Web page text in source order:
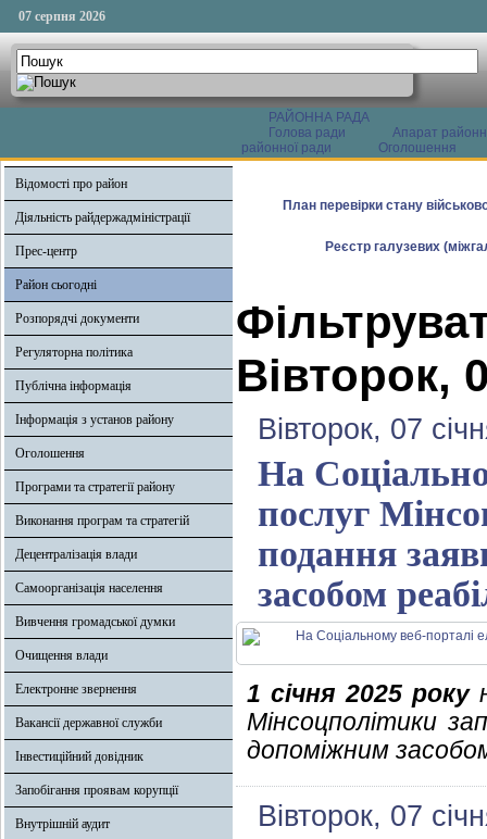
07 серпня 2026
РАЙОННА РАДА
Голова ради
Апарат
районної ради
Оголошення
Відомості про район
Діяльність райдержадміністрації
Прес-центр
Район сьогодні
Розпорядчі документи
Регуляторна політика
Публічна інформація
Інформація з установ району
Оголошення
Програми та стратегії району
Виконання програм та стратегій
Децентралізація влади
Самоорганізація населення
Вивчення громадської думки
Очищення влади
Електронне звернення
Вакансії державної служби
Інвестиційний довідник
Запобігання проявам корупції
Внутрішній аудит
План перевірки стану
Реєстр галузевих
Вівторок,
Вівторок, 07
На
послуг
подання
засобом
1 січня 2025 року
Мінсоцполітики
допоміжним
Вівторок, 07